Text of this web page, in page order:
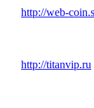
http://web-
http://titanvip.ru